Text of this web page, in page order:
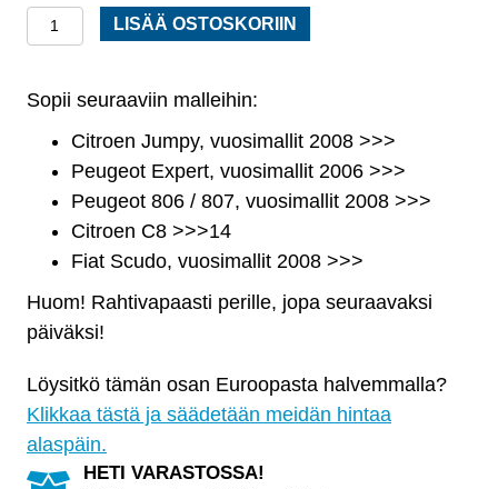
Apurunko
/
Peugeot
Expert,
Citroen
Jumpy
määrä
LISÄÄ OSTOSKORIIN
Sopii seuraaviin malleihin:
Citroen Jumpy, vuosimallit 2008 >>>
Peugeot Expert, vuosimallit 2006 >>>
Peugeot 806 / 807, vuosimallit 2008 >>>
Citroen C8 >>>14
Fiat Scudo, vuosimallit 2008 >>>
Huom! Rahtivapaasti perille, jopa seuraavaksi
päiväksi!
Löysitkö tämän osan Euroopasta halvemmalla?
Klikkaa tästä ja säädetään meidän hintaa
alaspäin.
HETI VARASTOSSA!